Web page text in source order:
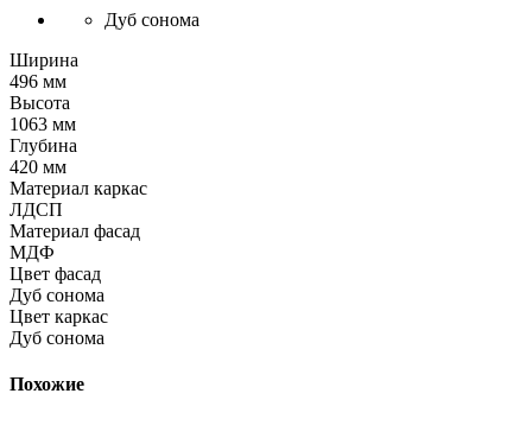
Дуб сонома
Ширина
496 мм
Высота
1063 мм
Глубина
420 мм
Материал каркас
ЛДСП
Материал фасад
МДФ
Цвет фасад
Дуб сонома
Цвет каркас
Дуб сонома
Похожие